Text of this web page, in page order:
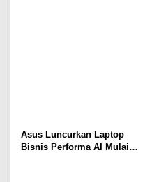
Asus Luncurkan Laptop
Bisnis Performa AI Mulai